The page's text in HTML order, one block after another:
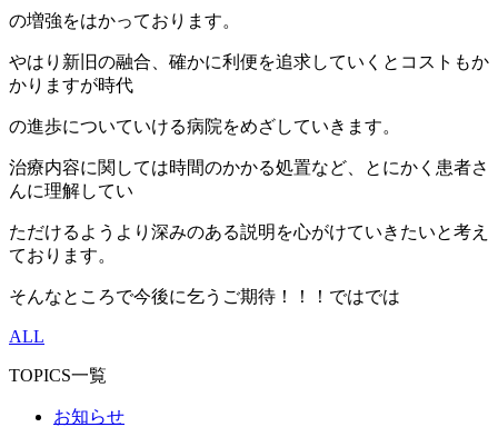
の増強をはかっております。
やはり新旧の融合、確かに利便を追求していくとコストもか
かりますが時代
の進歩についていける病院をめざしていきます。
治療内容に関しては時間のかかる処置など、とにかく患者さ
んに理解してい
ただけるようより深みのある説明を心がけていきたいと考え
ております。
そんなところで今後に乞うご期待！！！ではでは
ALL
TOPICS一覧
お知らせ